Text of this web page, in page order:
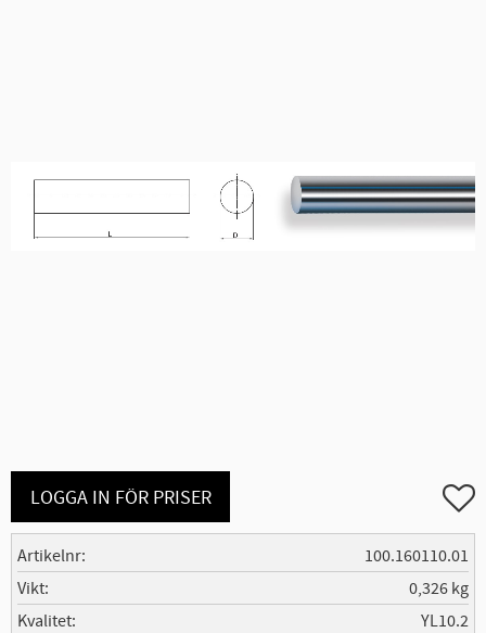
LOGGA IN FÖR PRISER Lägg
Artikelnr
100.160110.01
Vikt
0,326 kg
Kvalitet
YL10.2